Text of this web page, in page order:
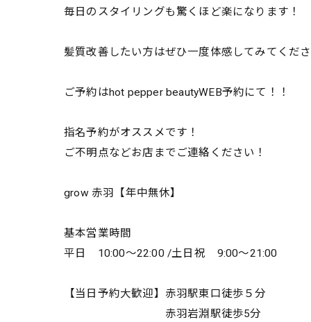
毎日のスタイリングも驚くほど楽になります！
髪質改善したい方はぜひ一度体感してみてくだ
ご予約はhot pepper beautyWEB予約にて！！
指名予約がオススメです！
ご不明点などお店までご連絡ください！
grow 赤羽【年中無休】
基本営業時間
平日 10:00～22:00 /土日祝 9:00～21:00
【当日予約大歓迎】赤羽駅東口徒歩５分
赤羽岩淵駅徒歩5分